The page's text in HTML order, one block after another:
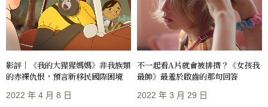
影評｜《我的大猩猩媽媽》非我族類
的赤裸仇恨，預言新移民國際困境
2022 年 4 月 8 日
不一起看A片就會被排擠？《女孩我
最帥》最羞於啟齒的那句回答
2022 年 3 月 29 日